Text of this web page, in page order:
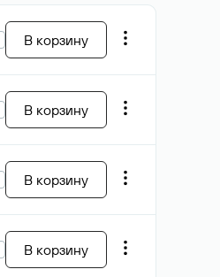
В корзину
В корзину
В корзину
В корзину